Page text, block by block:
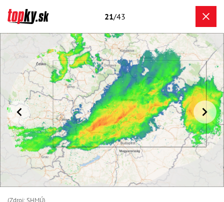
21/43